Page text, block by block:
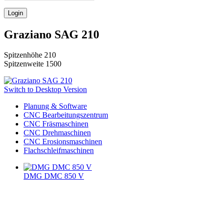
Graziano SAG 210
Spitzenhöhe 210
Spitzenweite 1500
Switch to Desktop Version
Planung & Software
CNC Bearbeitungszentrum
CNC Fräsmaschinen
CNC Drehmaschinen
CNC Erosionsmaschinen
Flachschleifmaschinen
DMG DMC 850 V